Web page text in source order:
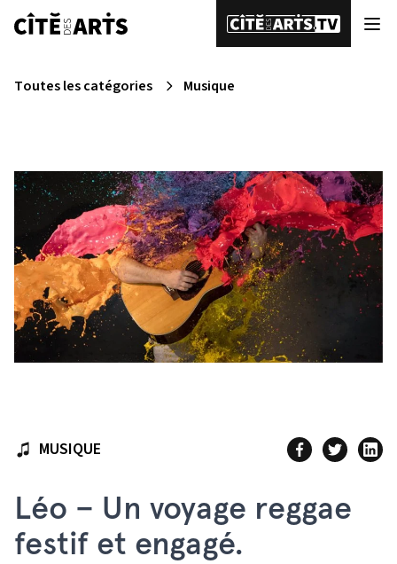
Toutes les catégories Musique
MUSIQUE
Léo – Un voyage reggae
festif et engagé.